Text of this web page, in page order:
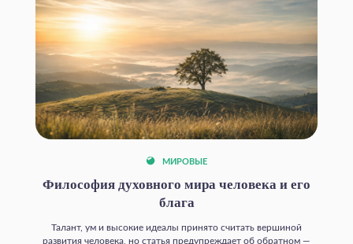
МИРОВЫЕ
Философия духовного мира человека и его
блага
Талант, ум и высокие идеалы принято считать вершиной
развития человека, но статья предупреждает об обратном —